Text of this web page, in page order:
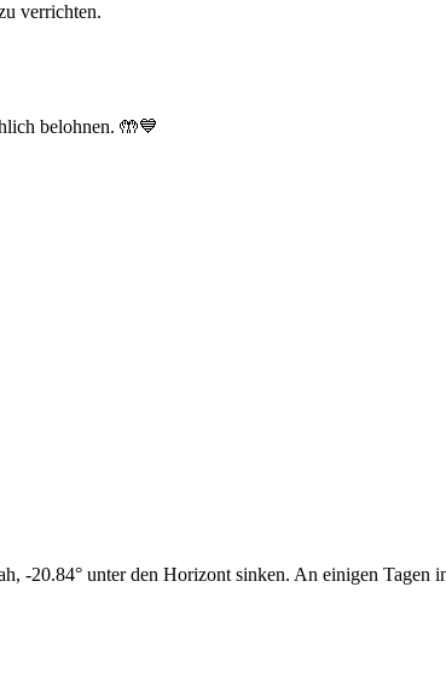
verrichten.
belohnen. 🤲💙
-20.84° unter den Horizont sinken. An einigen Tagen